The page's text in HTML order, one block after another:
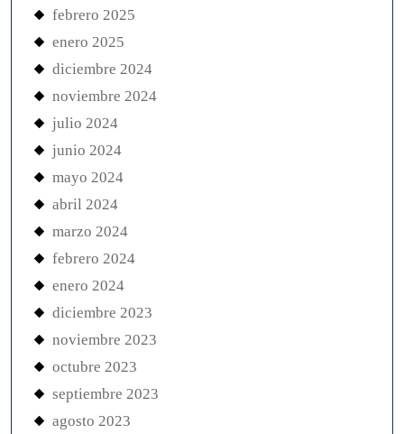
febrero 2025
enero 2025
diciembre 2024
noviembre 2024
julio 2024
junio 2024
mayo 2024
abril 2024
marzo 2024
febrero 2024
enero 2024
diciembre 2023
noviembre 2023
octubre 2023
septiembre 2023
agosto 2023